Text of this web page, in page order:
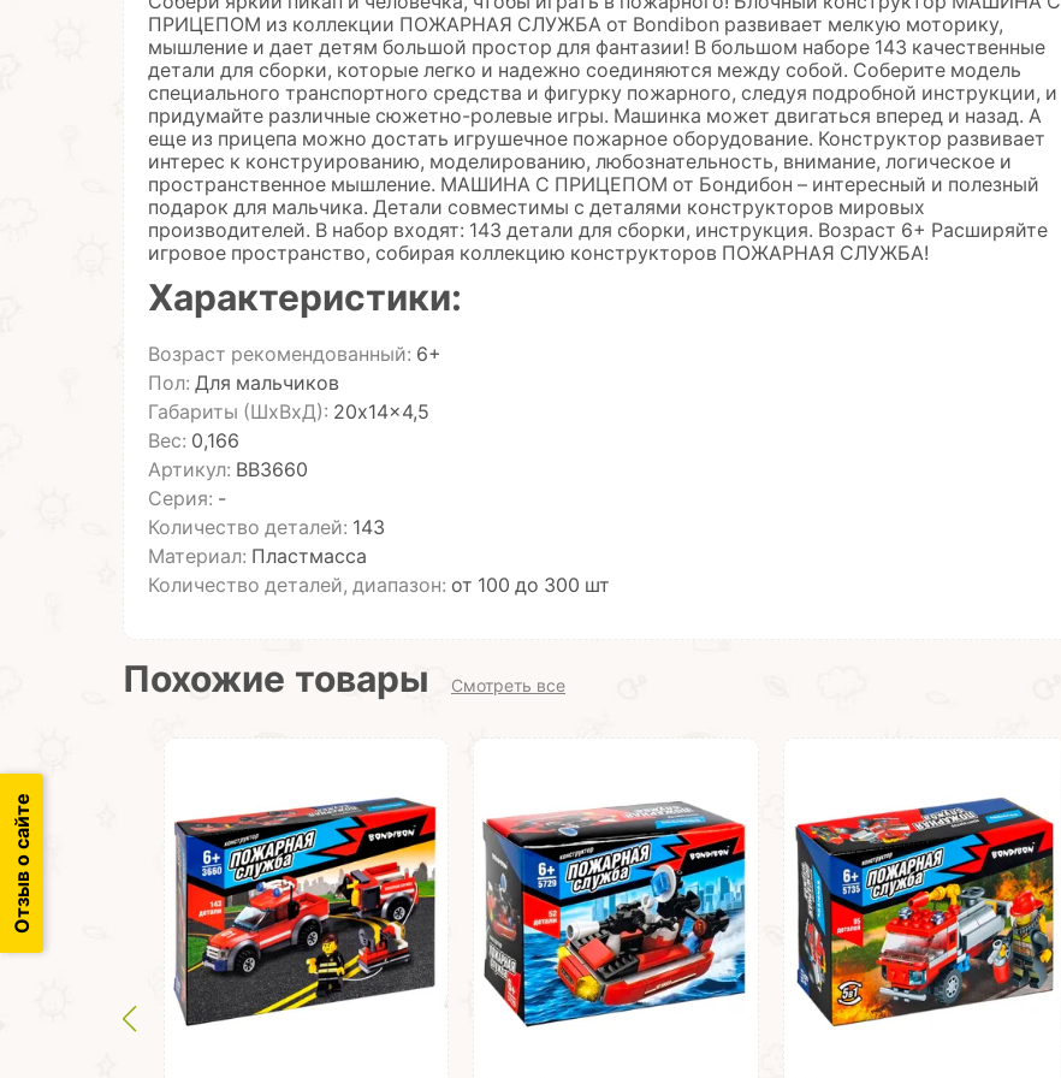
ПРИЦЕПОМ из коллекции ПОЖАРНАЯ СЛУЖБА от Bondibon развивает мелкую моторику,
мышление и дает детям большой простор для фантазии! В большом наборе 143 качественные
детали для сборки, которые легко и надежно соединяются между собой. Соберите модель
специального транспортного средства и фигурку пожарного, следуя подробной инструкции, и
придумайте различные сюжетно-ролевые игры. Машинка может двигаться вперед и назад. А
еще из прицепа можно достать игрушечное пожарное оборудование. Конструктор развивает
интерес к конструированию, моделированию, любознательность, внимание, логическое и
пространственное мышление. МАШИНА С ПРИЦЕПОМ от Бондибон – интересный и полезный
подарок для мальчика. Детали совместимы с деталями конструкторов мировых
производителей. В набор входят: 143 детали для сборки, инструкция. Возраст 6+ Расширяйте
игровое пространство, собирая коллекцию конструкторов ПОЖАРНАЯ СЛУЖБА!
Характеристики:
Возраст рекомендованный: 6+
Пол: Для мальчиков
Габариты (ШхВхД): 20x14x4,5
Вес: 0,166
Артикул: ВВ3660
Серия: -
Количество деталей: 143
Материал: Пластмасса
Количество деталей, диапазон: от 100 до 300 шт
Похожие товары Смотреть все
Отзыв о сайте